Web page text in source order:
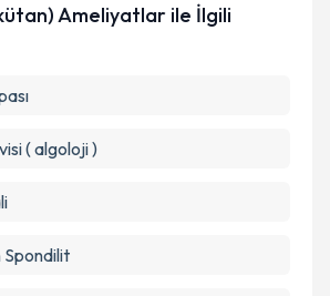
Ameliyatlar ile İlgili
( algoloji )
Spondilit